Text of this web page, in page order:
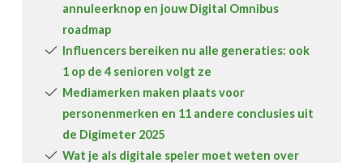
annuleerknop en jouw Digital Omnibus
roadmap
Influencers bereiken nu alle generaties: ook
1 op de 4 senioren volgt ze
Mediamerken maken plaats voor
personenmerken en 11 andere conclusies uit
de Digimeter 2025
Wat je als digitale speler moet weten over